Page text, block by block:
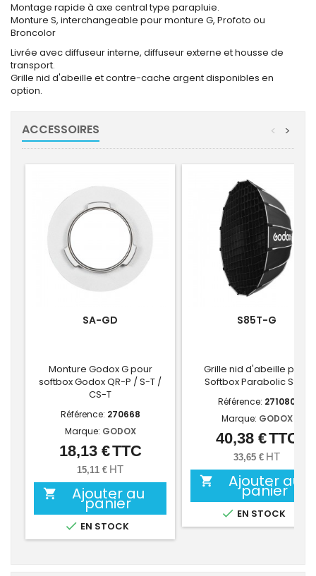
Montage rapide à axe central type parapluie.
Monture S, interchangeable pour monture G, Profoto ou
Broncolor
Livrée avec diffuseur interne, diffuseur externe et housse de
transport.
Grille nid d'abeille et contre-cache argent disponibles en
option.
ACCESSOIRES >
<
SA-GD
Monture Godox G pour
softbox Godox QR-P / S-T /
CS-T
Référence: 270668
Marque: GODOX
Prix
18,13 €TTC
15,11 € HT
 Ajouter au
panier
 EN STOCK
S85T-G
Grille nid d'abeille pour
Softbox Parabolic S85T
Référence: 271080
Marque: GODOX
Prix
40,38 €TTC
33,65 € HT
 Ajouter au
panier
 EN STOCK